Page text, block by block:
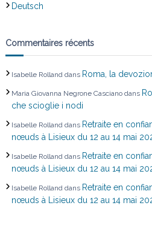
a
r
t
i
c
l
e
Deutsch
Commentaires récents
Isabelle Rolland dans Roma, la
Maria Giovanna Negrone Cascianodans
che scioglie i nodi
Isabelle Rolland dans Retraite en
nœuds à Lisieux du 12 au 14 mai
Isabelle Rolland dans Retraite en
nœuds à Lisieux du 12 au 14 mai
Isabelle Rolland dans Retraite en
nœuds à Lisieux du 12 au 14 mai